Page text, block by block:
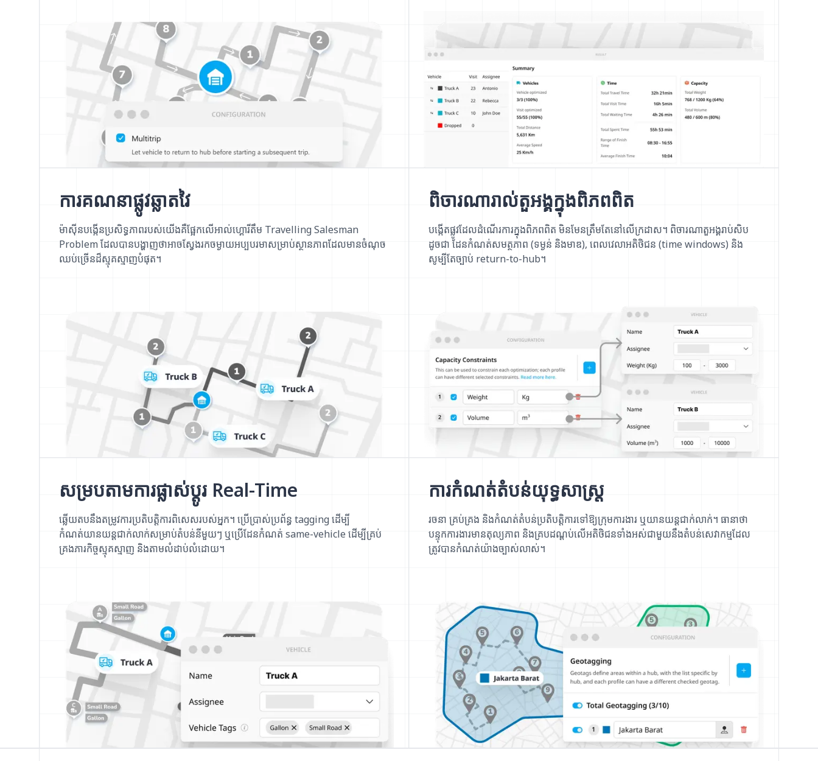
ការគណនាផ្លូវឆ្លាតវៃ
ម៉ាស៊ីនបង្កើនប្រសិទ្ធភាពរបស់យើងគឺផ្អែកលើអាល់ហ្គោរីតឹម Travelling Salesman
Problem ដែលបានបង្ហាញថាអាចស្វែងរកចម្ងាយអប្បបរមាសម្រាប់ស្ថានភាពដែលមានចំណុច
ឈប់ច្រើនដ៏ស្មុគស្មាញបំផុត។
ពិចារណារាល់តួអង្គក្នុងពិភពពិត
បង្កើតផ្លូវដែលដំណើរការក្នុងពិភពពិត មិនមែនត្រឹមតែនៅលើក្រដាស។ ពិចារណាតួអង្គរាប់សិប
ដូចជា ដែនកំណត់សមត្ថភាព (ទម្ងន់ និងមាឌ), ពេលវេលាអតិថិជន (time windows) និង
សូម្បីតែច្បាប់ return-to-hub។
សម្របតាមការផ្លាស់ប្តូរ Real-Time
ឆ្លើយតបនឹងតម្រូវការប្រតិបត្តិការពិសេសរបស់អ្នក។ ប្រើប្រាស់ប្រព័ន្ធ tagging ដើម្បី
កំណត់យានយន្តជាក់លាក់សម្រាប់តំបន់នីមួយៗ ឬប្រើដែនកំណត់ same-vehicle ដើម្បីគ្រប់
គ្រងភារកិច្ចស្មុគស្មាញ និងតាមលំដាប់លំដោយ។
ការកំណត់តំបន់យុទ្ធសាស្ត្រ
រចនា គ្រប់គ្រង និងកំណត់តំបន់ប្រតិបត្តិការទៅឱ្យក្រុមការងារ ឬយានយន្តជាក់លាក់។ ធានាថា
បន្ទុកការងារមានតុល្យភាព និងគ្របដណ្តប់លើអតិថិជនទាំងអស់ជាមួយនឹងតំបន់សេវាកម្មដែល
ត្រូវបានកំណត់យ៉ាងច្បាស់លាស់។